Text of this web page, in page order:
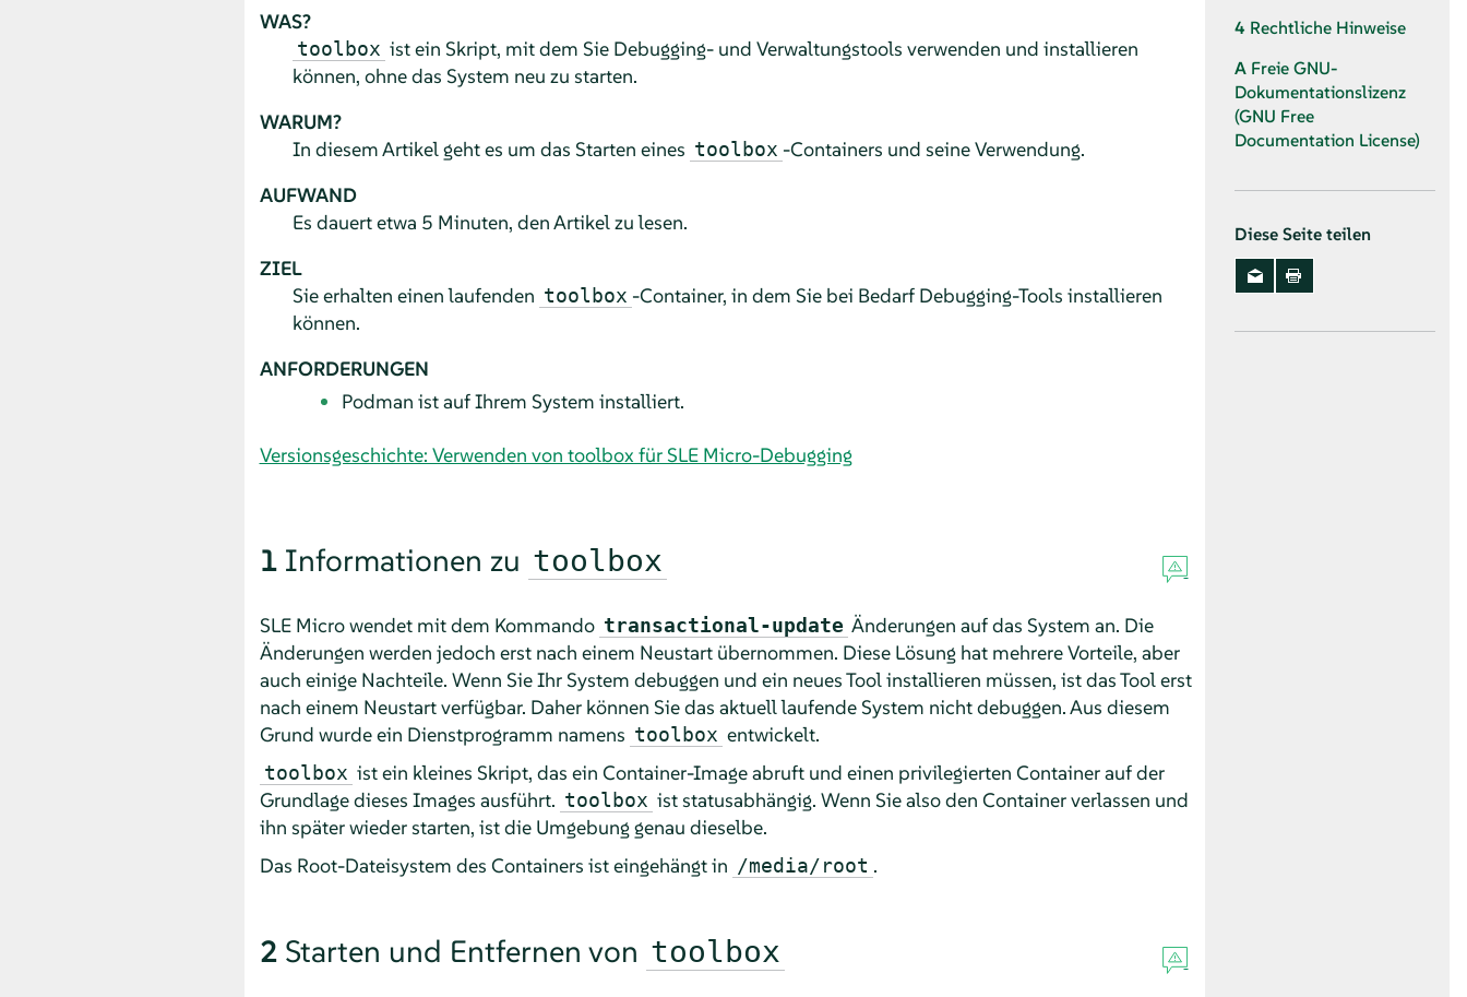
WAS?
toolbox ist ein Skript, mit dem Sie Debugging- und Verwaltungstools verwenden und installieren
können, ohne das System neu zu starten.
WARUM?
In diesem Artikel geht es um das Starten eines toolbox -Containers und seine Verwendung.
AUFWAND
Es dauert etwa 5 Minuten, den Artikel zu lesen.
ZIEL
Sie erhalten einen laufenden toolbox -Container, in dem Sie bei Bedarf Debugging-Tools installieren
können.
ANFORDERUNGEN
Podman ist auf Ihrem System installiert.
Versionsgeschichte: Verwenden von toolbox für SLE Micro-Debugging
1 Informationen zu toolbox
SLE Microwendet mit dem Kommando transactional-update Änderungen auf das System an. Die
Änderungen werden jedoch erst nach einem Neustart übernommen. Diese Lösung hat mehrere Vorteile, aber
auch einige Nachteile. Wenn Sie Ihr System debuggen und ein neues Tool installieren müssen, ist das Tool erst
nach einem Neustart verfügbar. Daher können Sie das aktuell laufende System nicht debuggen. Aus diesem
Grund wurde ein Dienstprogramm namens toolbox entwickelt.
toolbox ist ein kleines Skript, das ein Container-Image abruft und einen privilegierten Container auf der
Grundlage dieses Images ausführt. toolbox ist statusabhängig. Wenn Sie also den Container verlassen und
ihn später wieder starten, ist die Umgebung genau dieselbe.
Das Root-Dateisystem des Containers ist eingehängt in /media/root .
2 Starten und Entfernen von toolbox
4 Rechtliche Hinweise
A Freie GNU-
Dokumentationslizenz
(GNU Free
Documentation License)
Diese Seite teilen